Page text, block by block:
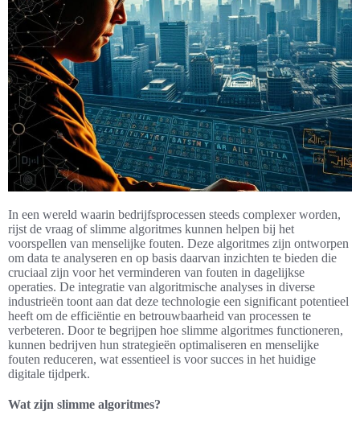
In een wereld waarin bedrijfsprocessen steeds complexer worden,
rijst de vraag of slimme algoritmes kunnen helpen bij het
voorspellen van menselijke fouten. Deze algoritmes zijn ontworpen
om data te analyseren en op basis daarvan inzichten te bieden die
cruciaal zijn voor het verminderen van fouten in dagelijkse
operaties. De integratie van algoritmische analyses in diverse
industrieën toont aan dat deze technologie een significant potentieel
heeft om de efficiëntie en betrouwbaarheid van processen te
verbeteren. Door te begrijpen hoe slimme algoritmes functioneren,
kunnen bedrijven hun strategieën optimaliseren en menselijke
fouten reduceren, wat essentieel is voor succes in het huidige
digitale tijdperk.
Wat zijn slimme algoritmes?